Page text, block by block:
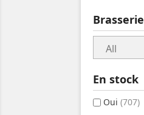
Brasserie
En stock
Oui (707)